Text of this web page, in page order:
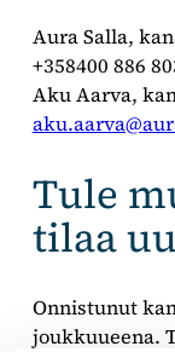
Aura Salla,
+358400 886
Aku Aarva,
Tule
tilaa
Onnistunut
joukkuueena.